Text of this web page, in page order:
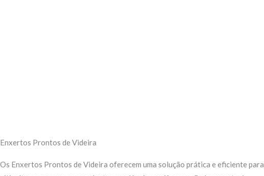
Enxertos Prontos de Videira
Os Enxertos Prontos de Videira oferecem uma solução prática e eficiente para